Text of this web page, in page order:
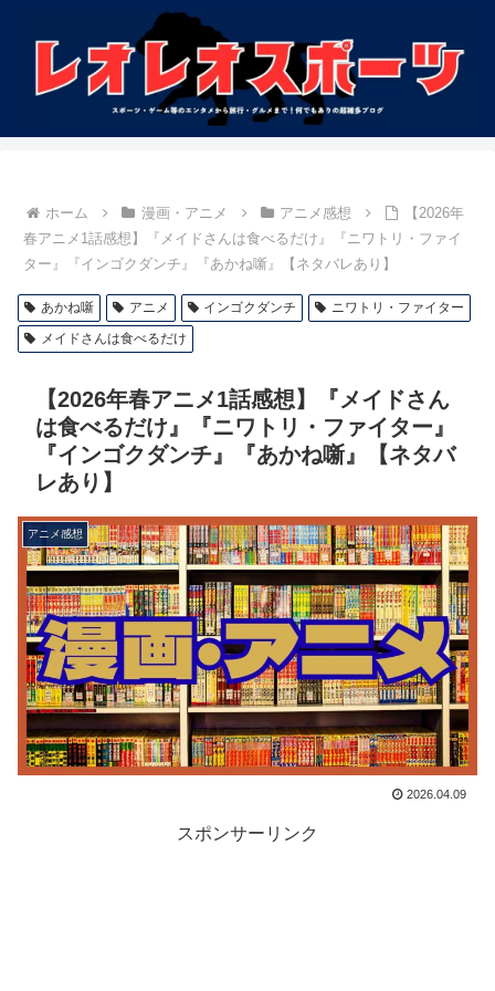
ホーム 漫画・アニメ アニメ感想
【2026年
春アニメ1話感想】『メイドさんは食べるだけ』『ニワトリ・ファイ
ター』『インゴクダンチ』『あかね噺』【ネタバレあり】
あかね噺 アニメ インゴクダンチ
ニワトリ・ファイター
メイドさんは食べるだけ
【2026年春アニメ1話感想】『メイドさん
は食べるだけ』『ニワトリ・ファイター』
『インゴクダンチ』『あかね噺』【ネタバ
レあり】
アニメ感想
2026.04.09
スポンサーリンク